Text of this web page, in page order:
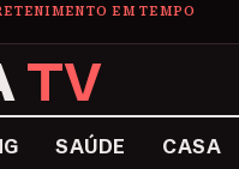
EM TEMPO
TV
SAÚDE CASA